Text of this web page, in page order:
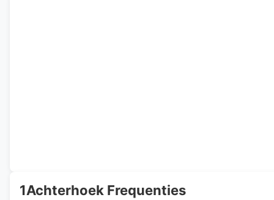
1Achterhoek Frequenties